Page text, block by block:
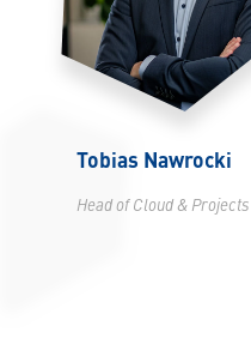
Tobias Nawrocki
Head of Cloud & Projects